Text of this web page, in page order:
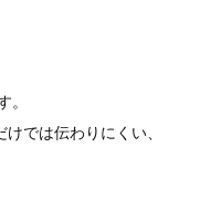
。
では伝わりにくい、